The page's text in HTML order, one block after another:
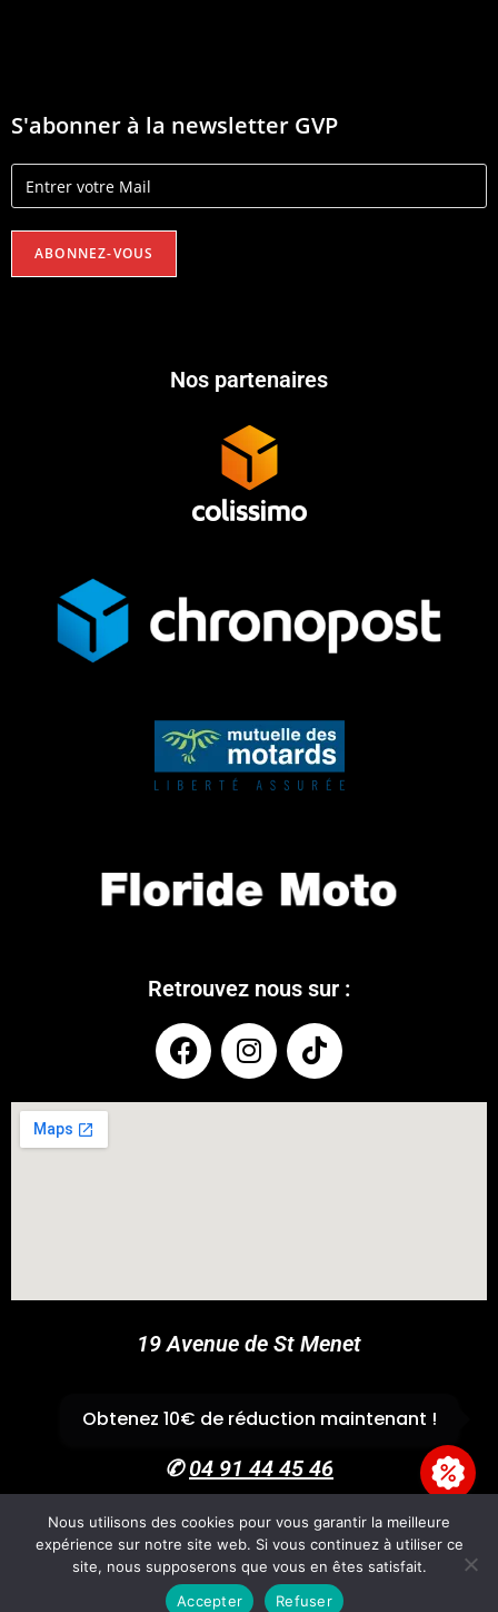
S'abonner à la newsletter GVP
Nos partenaires
Retrouvez nous sur :
19 Avenue de St Menet
13011 Marseille
✆04 91 44 45 46
Accueil Boutique Panier Univers Cross
CGV
Mentions légales
Copyright 2026 - GvpAccess - Site ByFire'Technologie
Obtenez 10€ de réduction maintenant !
Nous utilisons des cookies pour vous garantir la meilleure
expérience sur notre site web. Si vous continuez à utiliser ce
site, nous supposerons que vous en êtes satisfait.
Accepter
Refuser